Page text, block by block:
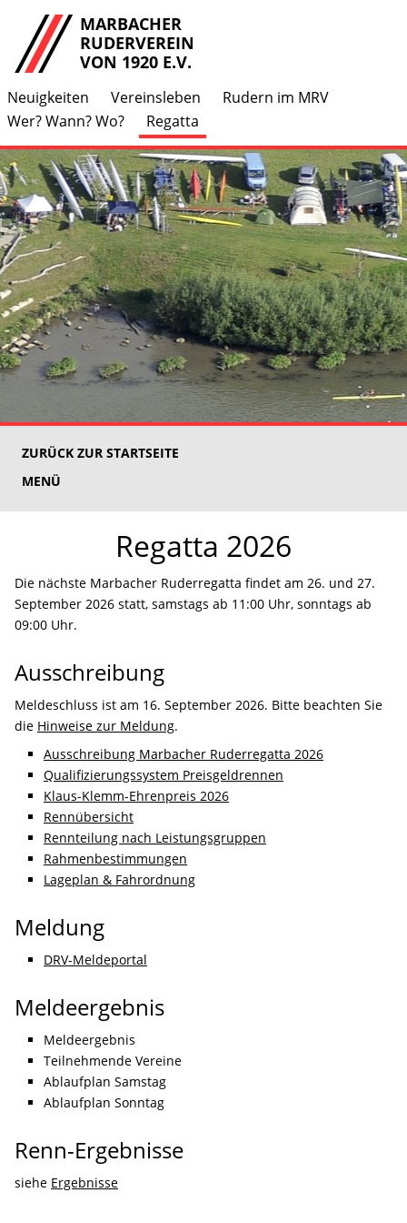
MARBACHER
RUDERVEREIN
VON 1920 E.V.
Neuigkeiten Vereinsleben
Rudern im MRV
Wer? Wann? Wo?
Regatta
ZURÜCK ZUR STARTSEITE
MENÜ
Regatta 2026
Die nächste Marbacher Ruderregatta findet am 26. und 27.
September 2026 statt, samstags ab 11:00 Uhr, sonntags ab
09:00 Uhr.
Ausschreibung
Meldeschluss ist am 16. September 2026. Bitte beachten Sie
die Hinweise zur Meldung.
Ausschreibung Marbacher Ruderregatta 2026
Qualifizierungssystem Preisgeldrennen
Klaus-Klemm-Ehrenpreis 2026
Rennübersicht
Rennteilung nach Leistungsgruppen
Rahmenbestimmungen
Lageplan & Fahrordnung
Meldung
DRV-Meldeportal
Meldeergebnis
Meldeergebnis
Teilnehmende Vereine
Ablaufplan Samstag
Ablaufplan Sonntag
Renn-Ergebnisse
siehe Ergebnisse